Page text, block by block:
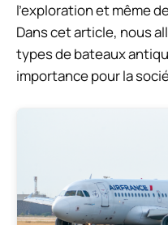
l’exploration et même
Dans cet article, nous
types de bateaux
importance pour la